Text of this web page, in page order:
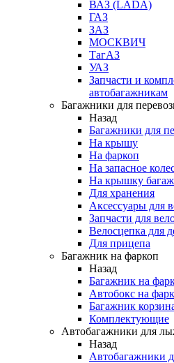
ВАЗ (LADA)
ГАЗ
ЗАЗ
МОСКВИЧ
ТагАЗ
УАЗ
Запчасти и
автобагажникам
Багажники для
Назад
Багажники для
На крышу
На фаркоп
На запасное
На крышку
Для хранения
Аксессуары для
Запчасти для
Велосцепка для
Для прицепа
Багажник на фаркоп
Назад
Багажник на
Автобокс на
Багажник
Комплектующие
Автобагажники для
Назад
Автобагажники